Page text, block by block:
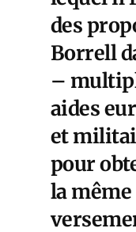
des
Borrell
–
aides
et
pour
la